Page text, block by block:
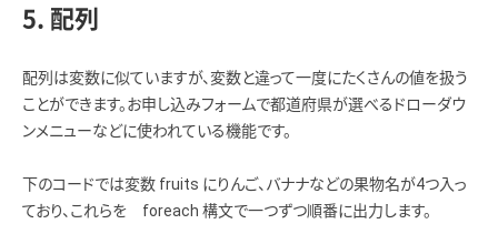
5. 配列
配列は変数に似ていますが、変数と違って一度にたくさんの値を扱う
ことができます。お申し込みフォームで都道府県が選べるドローダウ
ンメニューなどに使われている機能です。
下のコードでは変数 fruits にりんご、バナナなどの果物名が4つ入っ
ており、これらを foreach 構文で一つずつ順番に出力します。